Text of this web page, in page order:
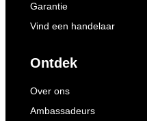
Garantie
Vind een handelaar
Ontdek
Over ons
Ambassadeurs